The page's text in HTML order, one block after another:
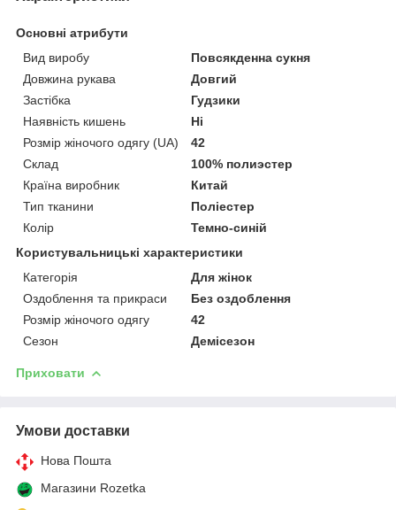
Основні атрибути
Вид виробу
Повсякденна сукня
Довжина рукава
Довгий
Застібка
Гудзики
Наявність кишень
Ні
Розмір жіночого одягу (UA)
42
Склад
100% полиэстер
Країна виробник
Китай
Тип тканини
Поліестер
Колір
Темно-синій
Користувальницькі характеристики
Категорія
Для жінок
Оздоблення та прикраси
Без оздоблення
Розмір жіночого одягу
42
Сезон
Демісезон
Приховати
Умови доставки
Нова Пошта
Магазини Rozetka